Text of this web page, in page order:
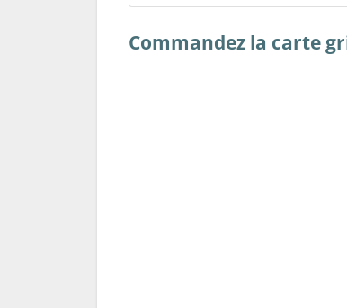
Commandez la carte